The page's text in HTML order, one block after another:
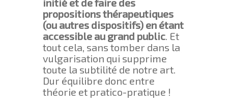
propositions thérapeutiques
(ou autres dispositifs) en étant
accessible au grand public . Et
tout cela, sans tomber dans la
vulgarisation qui supprime
toute la subtilité de notre art.
Dur équilibre donc entre
théorie et pratico-pratique !